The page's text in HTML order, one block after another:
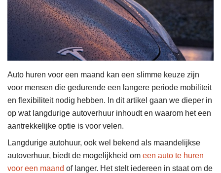
Auto huren voor een maand kan een slimme keuze zijn
voor mensen die gedurende een langere periode mobiliteit
en flexibiliteit nodig hebben. In dit artikel gaan we dieper in
op wat langdurige autoverhuur inhoudt en waarom het een
aantrekkelijke optie is voor velen.
Langdurige autohuur, ook wel bekend als maandelijkse
autoverhuur, biedt de mogelijkheid om een auto te huren
voor een maand of langer. Het stelt iedereen in staat om de